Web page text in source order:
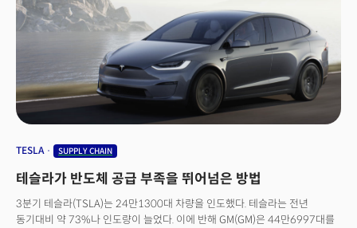
비트코인 효과로 양호한 실적을 발표할 것으로 추정되고 있습니다. 그러나
아직 마음을 놓기는 이릅니다. 공급망 붕괴와 인플레이션이라는 위험 요인이
여전히 도사리고 있기 때문입니다.
TESLA SUPPLY CHAIN
테슬라가 반도체 공급 부족을 뛰어넘은 방법
3분기 테슬라(TSLA)는 24만1300대 차량을 인도했다. 테슬라는 전년
동기대비 약 73%나 인도량이 늘었다. 이에 반해 GM(GM)은 44만6997대를